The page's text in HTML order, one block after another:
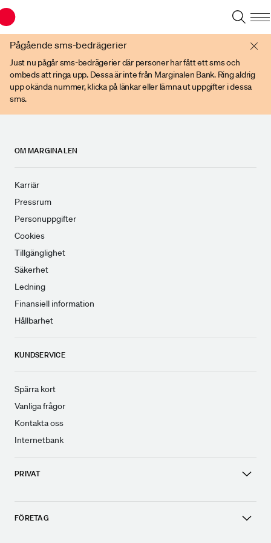
Pågående sms-bedrägerier
Just nu pågår sms-bedrägerier där personer har fått ett sms och
ombeds att ringa upp. Dessa är inte från Marginalen Bank. Ring aldrig
upp okända nummer, klicka på länkar eller lämna ut uppgifter i dessa
sms.
OM MARGINALEN
Karriär
Pressrum
Personuppgifter
Cookies
Tillgänglighet
Säkerhet
Ledning
Finansiell information
Hållbarhet
KUNDSERVICE
Spärra kort
Vanliga frågor
Kontakta oss
Internetbank
PRIVAT
FÖRETAG
Du har en gammal webbläsare. Vänligen använd senare versioner av t ex